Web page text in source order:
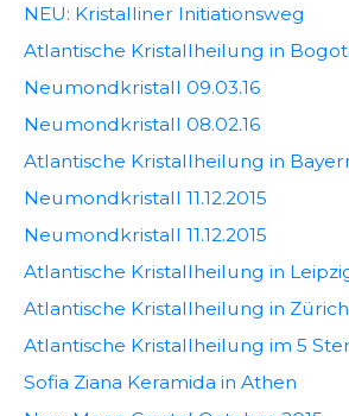
NEU: Kristalliner Initiationsweg
Atlantische Kristallheilung in
Neumondkristall 09.03.16
Neumondkristall 08.02.16
Atlantische Kristallheilung in
Neumondkristall 11.12.2015
Neumondkristall 11.12.2015
Atlantische Kristallheilung in
Atlantische Kristallheilung in Zürich
Atlantische Kristallheilung im 5
Sofia Ziana Keramida in Athen